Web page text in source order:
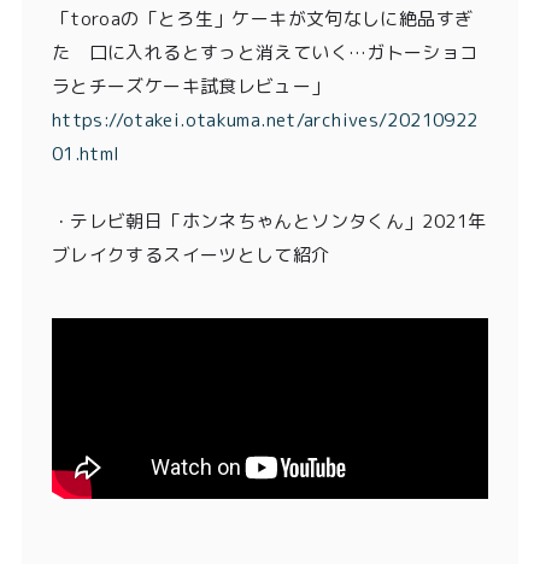
「toroaの「とろ生」ケーキが文句なしに絶品すぎ
た 口に入れるとすっと消えていく…ガトーショコ
ラとチーズケーキ試食レビュー」
https://otakei.otakuma.net/archives/20210922
01.html
・ テレビ朝日「ホンネちゃんとソンタくん」2021年
ブレイクするスイーツとして紹介